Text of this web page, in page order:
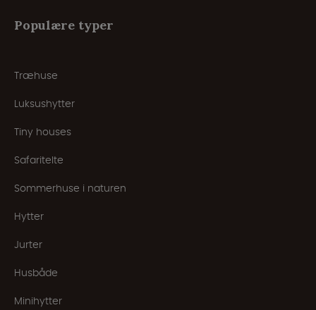
Populære typer
Træhuse
Luksushytter
Tiny houses
Safaritelte
Sommerhuse i naturen
Hytter
Jurter
Husbåde
Minihytter